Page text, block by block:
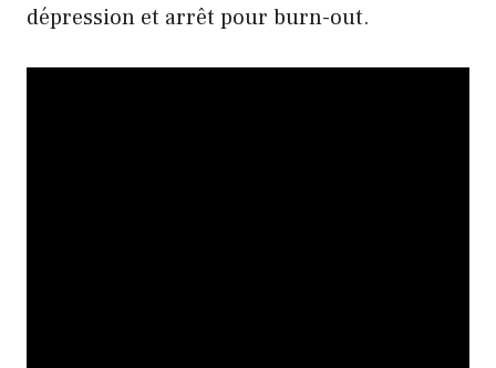
dépression et arrêt pour burn-out.